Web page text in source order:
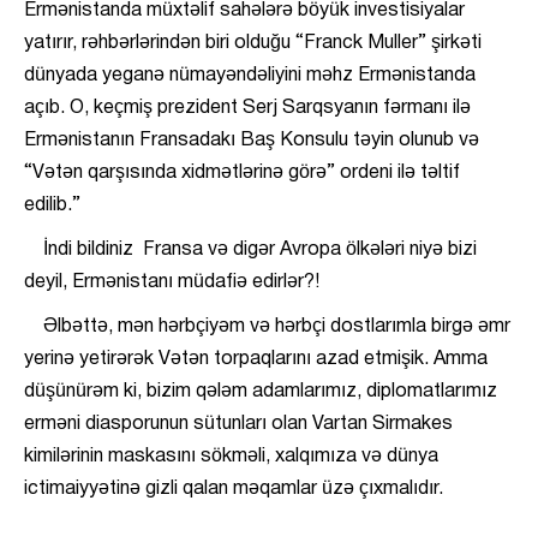
Ermənistanda müxtəlif sahələrə böyük investisiyalar
yatırır, rəhbərlərindən biri olduğu “Franck Muller” şirkəti
dünyada yeganə nümayəndəliyini məhz Ermənistanda
açıb. O, keçmiş prezident Serj Sarqsyanın fərmanı ilə
Ermənistanın Fransadakı Baş Konsulu təyin olunub və
“Vətən qarşısında xidmətlərinə görə” ordeni ilə təltif
edilib.”
İndi bildiniz Fransa və digər Avropa ölkələri niyə bizi
deyil, Ermənistanı müdafiə edirlər?!
Əlbəttə, mən hərbçiyəm və hərbçi dostlarımla birgə əmr
yerinə yetirərək Vətən torpaqlarını azad etmişik. Amma
düşünürəm ki, bizim qələm adamlarımız, diplomatlarımız
erməni diasporunun sütunları olan Vartan Sirmakes
kimilərinin maskasını sökməli, xalqımıza və dünya
ictimaiyyətinə gizli qalan məqamlar üzə çıxmalıdır.